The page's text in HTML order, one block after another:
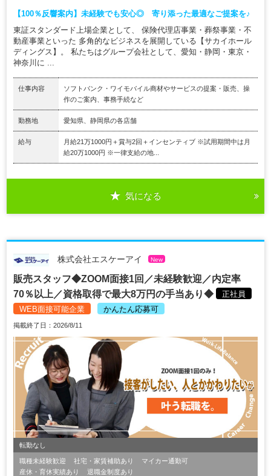
【100％反響案内】未経験でも安心◎ 寄り添った最適なご提案を♪
東証スタンダード上場企業として、 保険代理店事業・葬祭事業・不
動産事業といった 多角的なビジネスを展開している【サカイホール
ディングス】。 私たちはグループ会社として、愛知・静岡・東京・
神奈川に ...
仕事内容
ソフトバンク・ワイモバイル商材やサービスの提案・販売、操
作のご案内、事務手続など
勤務地 愛知県、静岡県の各店舗
給与
月給21万1000円＋賞与2回＋インセンティブ ※試用期間中は月
給20万1000円 ※一律支給の地...
気になる
株式会社エスケーアイ New
販売スタッフ◆ZOOM面接1回／未経験歓迎／内定率
70％以上／資格取得で最大8万円の手当あり◆
正社員
WEB面接可能企業
かんたん応募可
掲載終了日：2026/8/11
転勤なし
職種未経験歓迎 社宅・家賃補助あり
マイカー通勤可
産休・育休実績あり
退職金制度あり